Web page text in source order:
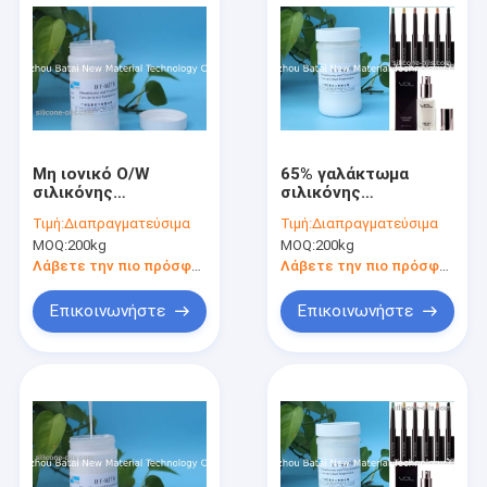
Προϊόντα
Περίπου εμείς
Μη ιονικό O/W
σιλικόνης
ελαστομερούς
άριστο διαδίδοντας
2 έτη ζωής του
Τιμή:Διαπραγματεύσιμα
MOQ:200kg
Λάβετε την πιο πρόσφατη τιμή
Επικοινωνήστε
65% γαλάκτωμα
σιλικόνης
στερεού
περιεχομένου που
προστίθεται άμεσα
Τιμή:Διαπραγματεύσιμα
MOQ:200kg
Λάβετε την πιο πρόσφατη τιμή
Επικοινωνήστε